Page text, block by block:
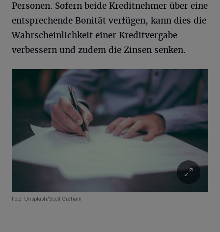
Personen. Sofern beide Kreditnehmer über eine
entsprechende Bonität verfügen, kann dies die
Wahrscheinlichkeit einer Kreditvergabe
verbessern und zudem die Zinsen senken.
Foto: Unsplash/Scott Graham